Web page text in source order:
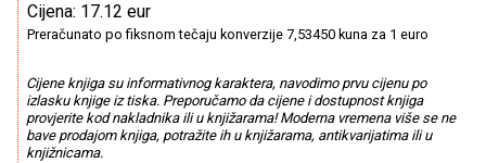
Cijena: 17.12 eur
Preračunato po fiksnom tečaju konverzije 7,53450 kuna za 1 euro
Cijene knjiga su informativnog karaktera, navodimo prvu cijenu po
izlasku knjige iz tiska. Preporučamo da cijene i dostupnost knjiga
provjerite kod nakladnika ili u knjižarama! Moderna vremena više se ne
bave prodajom knjiga, potražite ih u knjižarama, antikvarijatima ili u
knjižnicama.